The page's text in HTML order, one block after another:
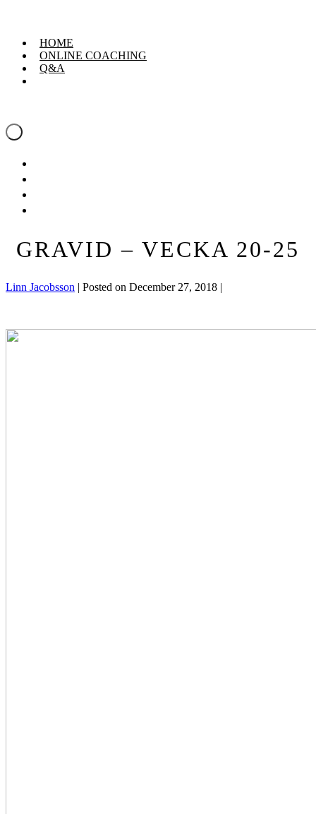
HOME
ONLINE COACHING
Q&A
Menu
Toggle
GRAVID – VECKA 20-25
Linn Jacobsson | Posted on December 27, 2018 |